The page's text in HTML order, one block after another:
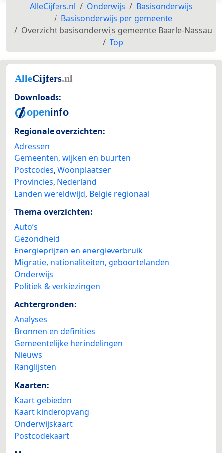
AlleCijfers.nl Onderwijs
Basisonderwijs
Basisonderwijs per gemeente
Overzicht basisonderwijs gemeente Baarle-Nassau
Top
Downloads:
Regionale overzichten:
Adressen
Gemeenten, wijken en buurten
Postcodes, Woonplaatsen
Provincies, Nederland
Landen wereldwijd, België regionaal
Thema overzichten:
Auto’s
Gezondheid
Energieprijzen en energieverbruik
Migratie, nationaliteiten, geboortelanden
Onderwijs
Politiek & verkiezingen
Achtergronden:
Analyses
Bronnen en definities
Gemeentelijke herindelingen
Nieuws
Ranglijsten
Kaarten:
Kaart gebieden
Kaart kinderopvang
Onderwijskaart
Postcodekaart